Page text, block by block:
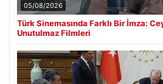
05/08/2026
Türk Sinemasında Farklı Bir İmza:
Unutulmaz Filmleri